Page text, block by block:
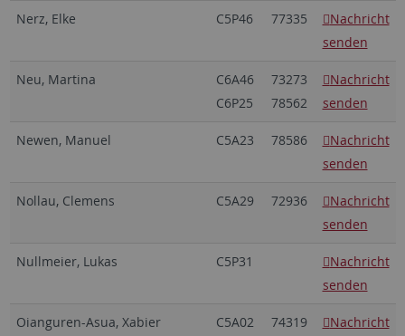
Nerz, Elke C5P46 77335
Nachricht
senden
Neu, Martina
C6A46
C6P25
73273
78562
Nachricht
senden
Newen, Manuel C5A23 78586
Nachricht
senden
Nollau, Clemens C5A29 72936
Nachricht
senden
Nullmeier, Lukas C5P31
Nachricht
senden
Oianguren-Asua, Xabier C5A02 74319
Nachricht